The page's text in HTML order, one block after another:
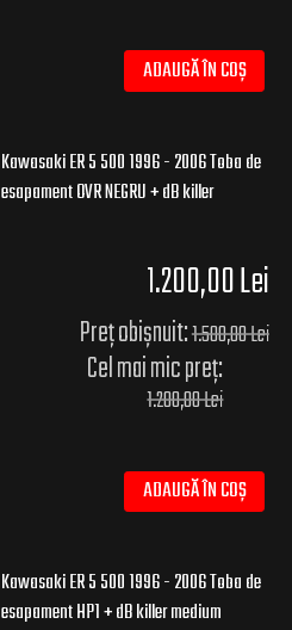
ADAUGĂ ÎN COȘ
Kawasaki ER 5 500 1996 - 2006 Toba de
esapament OVR NEGRU + dB killer
1.200,00 Lei
Preț obișnuit:1.500,00 Lei
Cel mai mic preț:
1.200,00 Lei
ADAUGĂ ÎN COȘ
Kawasaki ER 5 500 1996 - 2006 Toba de
esapament HP1 + dB killer medium